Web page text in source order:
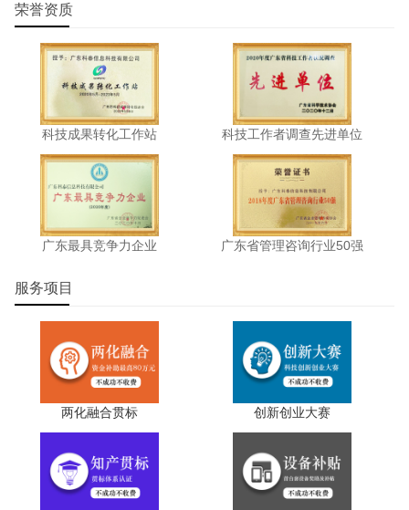
三、“十四五”期间项目的投资清算
政策实施期满后根据项目“十四五”期间投资完成情况，
对投资奖励资金进行清算，未按规定完成投资的测算项目及
支持项目所获得的投资奖励资金，市财政予以清算回收。
今年是申报“十四五”省级普惠性制造业投资奖励资金的
最后一年，将对项目在2021-2025年期间累计新增的实际固
定资产投资额进行清算。市工业和信息化局将根据各企业申
报清算情况，向省申请预算指标，多退少补。
将对以该项目为依据获得的全部投资奖励资金予以回收;对未
遵循发票金额与付款金额从小原则、重复享受投资奖励资金
的固定资产、不应纳入项目实际固定资产投资额测算范围等
情况，将在本次申报投资奖励资金时一并清算。
对于前期已完工的支持项目，需在规定的时间内提交项
目验收申请，并在本次投资奖励资金评审工作时一并进行验
荣誉资质
科技成果转化工作站 科技工作者调查先进单位
广东最具竞争力企业 广东省管理咨询行业50强
服务项目
两化融合贯标 创新创业大赛